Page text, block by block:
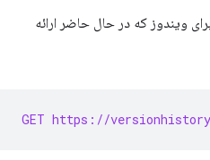
ویندوز که در حال حاضر ارائه
GET https://